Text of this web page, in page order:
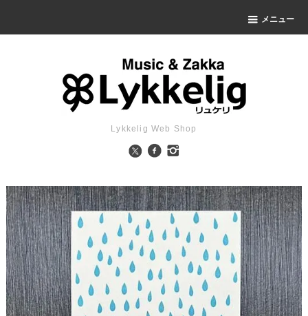
メニュー
Lykkelig Web Shop